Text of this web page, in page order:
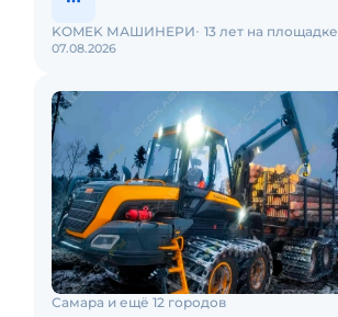
07.08.2026
KOMEK МАШИНЕРИ 13 лет на площадке
Самара и ещё 12 городов